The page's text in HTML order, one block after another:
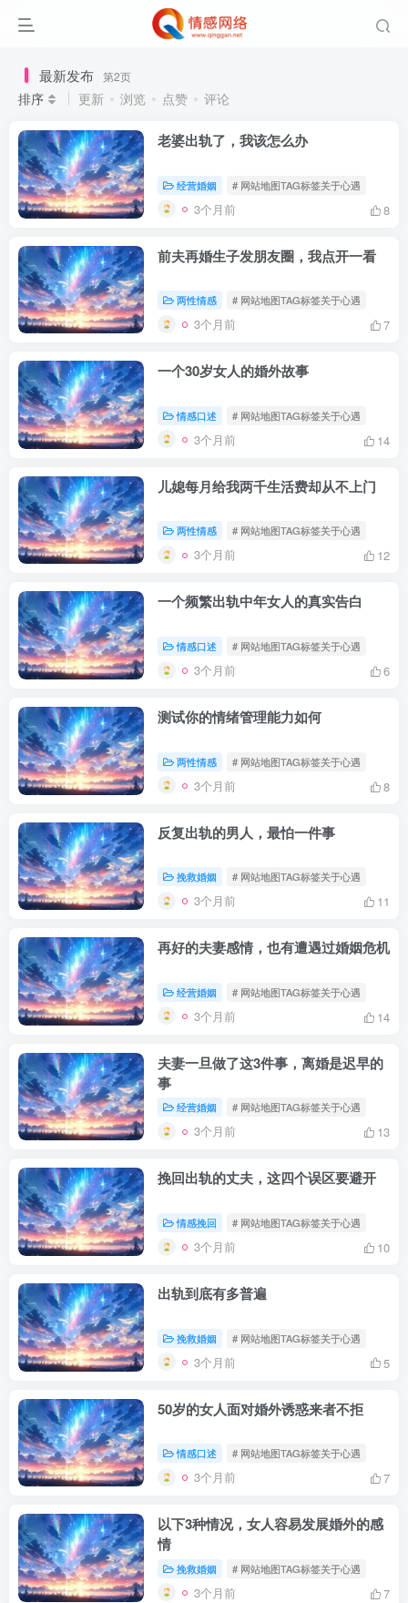
最新发布 第2页
排序 更新 浏览 点赞 评论
老婆出轨了，我该怎么办
经营婚姻 # 网站地图TAG标签关于心遇
3个月前 8
前夫再婚生子发朋友圈，我点开一看
两性情感 # 网站地图TAG标签关于心遇
3个月前 7
一个30岁女人的婚外故事
情感口述 # 网站地图TAG标签关于心遇
3个月前 14
儿媳每月给我两千生活费却从不上门
两性情感 # 网站地图TAG标签关于心遇
3个月前 12
一个频繁出轨中年女人的真实告白
情感口述 # 网站地图TAG标签关于心遇
3个月前 6
测试你的情绪管理能力如何
两性情感 # 网站地图TAG标签关于心遇
3个月前 8
反复出轨的男人，最怕一件事
挽救婚姻 # 网站地图TAG标签关于心遇
3个月前 11
再好的夫妻感情，也有遭遇过婚姻危机
经营婚姻 # 网站地图TAG标签关于心遇
3个月前 14
夫妻一旦做了这3件事，离婚是迟早的
事
经营婚姻 # 网站地图TAG标签关于心遇
3个月前 13
挽回出轨的丈夫，这四个误区要避开
情感挽回 # 网站地图TAG标签关于心遇
3个月前 10
出轨到底有多普遍
挽救婚姻 # 网站地图TAG标签关于心遇
3个月前 5
50岁的女人面对婚外诱惑来者不拒
情感口述 # 网站地图TAG标签关于心遇
3个月前 7
以下3种情况，女人容易发展婚外的感
情
挽救婚姻 # 网站地图TAG标签关于心遇
3个月前 7